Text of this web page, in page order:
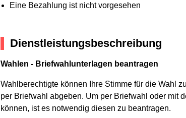
Eine Bezahlung ist nicht vorgesehen
Dienstleistungsbeschreibung
Wahlen - Briefwahlunterlagen beantragen
Wahlberechtigte können Ihre Stimme für die Wahl
per Briefwahl abgeben. Um per Briefwahl oder mit
können, ist es notwendig diesen zu beantragen.